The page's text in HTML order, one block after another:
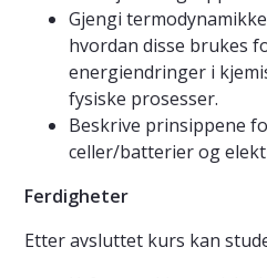
Gjengi
hvordan disse brukes
energiendringer i
fysiske prosesser.
Beskrive prinsippene
celler/batterier og
Ferdigheter
Etter avsluttet kurs kan